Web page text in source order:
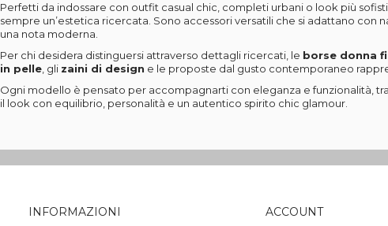
Perfetti da indossare con outfit casual chic, completi urbani o look più
sempre un’estetica ricercata. Sono accessori versatili che si adattano
una nota moderna.
Per chi desidera distinguersi attraverso dettagli ricercati, le borse donna
in pelle , gli zaini di design e le proposte dal gusto contemporaneo
Ogni modello è pensato per accompagnarti con eleganza e funzionalità,
il look con equilibrio, personalità e un autentico spirito chic glamour.
INFORMAZIONI ACCOUNT